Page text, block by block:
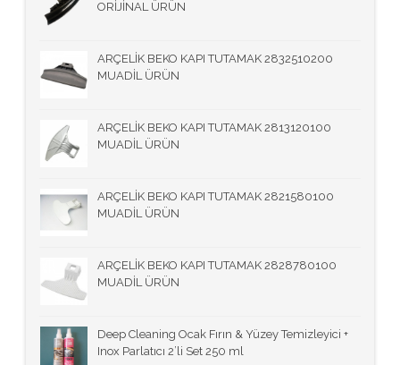
ORİJİNAL ÜRÜN
ARÇELİK BEKO KAPI TUTAMAK 2832510200
MUADİL ÜRÜN
ARÇELİK BEKO KAPI TUTAMAK 2813120100
MUADİL ÜRÜN
ARÇELİK BEKO KAPI TUTAMAK 2821580100
MUADİL ÜRÜN
ARÇELİK BEKO KAPI TUTAMAK 2828780100
MUADİL ÜRÜN
Deep Cleaning Ocak Fırın & Yüzey Temizleyici +
Inox Parlatıcı 2’li Set 250 ml